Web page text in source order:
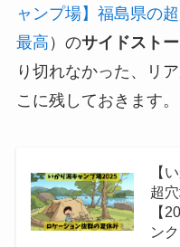
ャンプ場】福島県の
最高 ）のサイドスト
り切れなかった、リ
こに残しておきます。
【
超
【
ン